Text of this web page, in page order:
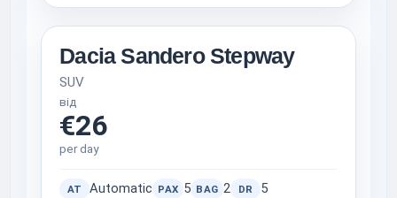
Dacia Sandero Stepway
SUV
від
€26
per day
AT Automatic PAX 5 BAG 2 DR 5